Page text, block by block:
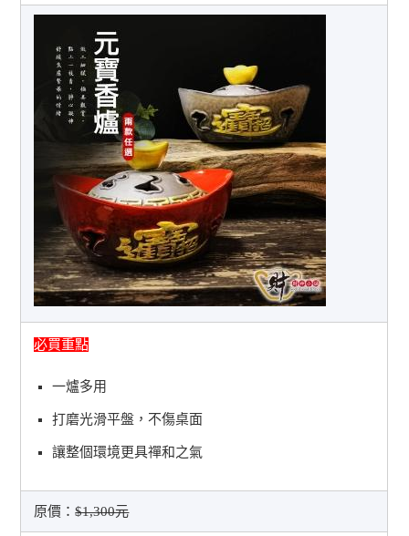
必買重點
一爐多用
打磨光滑平盤，不傷桌面
讓整個環境更具禪和之氣
原價：$1,300元